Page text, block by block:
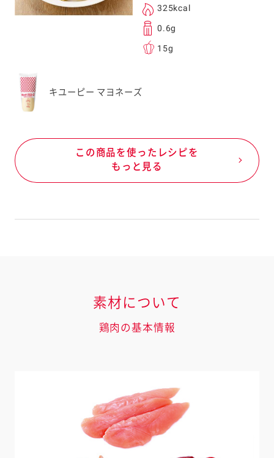
325kcal
0.6g
15g
キユーピー マヨネーズ
この商品を使ったレシピを
もっと見る
素材について
鶏肉の基本情報